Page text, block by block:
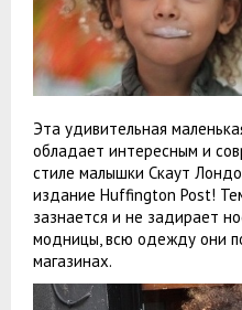
Эта удивительная
обладает интересным и
стиле малышки Скаут
издание Huffington Post!
зазнается и не задирает
модницы, всю одежду они
магазинах.